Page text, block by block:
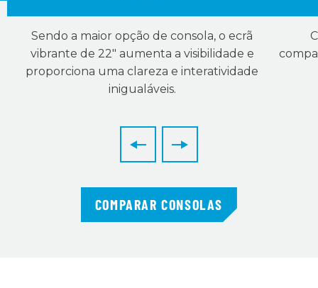
Sendo a maior opção de consola, o ecrã
vibrante de 22" aumenta a visibilidade e
proporciona uma clareza e interatividade
inigualáveis.
COMPARAR CONSOLAS